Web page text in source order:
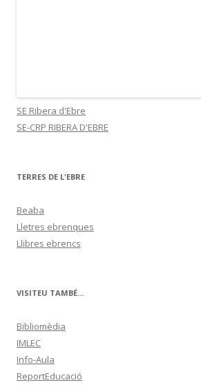
SE Ribera d'Ebre
SE-CRP RIBERA D'EBRE
TERRES DE L'EBRE
Beaba
Lletres ebrenques
Llibres ebrencs
VISITEU TAMBÉ...
Bibliomèdia
IMLEC
Info-Aula
ReportEducació